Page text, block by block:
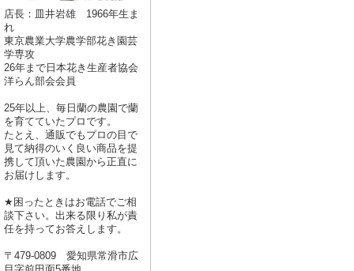
店長：皿井岩雄 1966年生ま
れ
東京農業大学農学部花き園芸
学専攻
26年まで日本花き生産者協会
洋らん部会会員
25年以上、毎日蘭の農園で蘭
を育てていたプロです。
たとえ、通販でもプロの目で
見て納得のいく良い商品を提
携して頂いた農園から正直に
お届けします。
★困ったときはお電話でご相
談下さい。出来る限り私が責
任を持ってお答えします。
〒479-0809 愛知県常滑市広